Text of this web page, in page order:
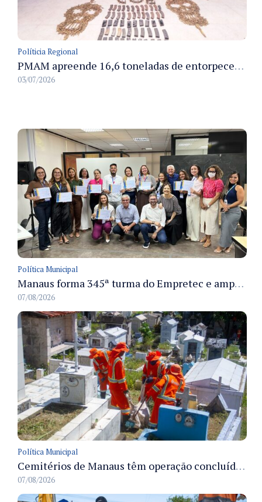
Políticia Regional
PMAM apreende 16,6 toneladas de entorpecentes e registra aumento nas prisões em flagrante e nas capturas de foragidos no primeiro semestre de 2026
03/07/2026
Política Municipal
Manaus forma 345ª turma do Empretec e amplia qualificação de empreendedores na cidade
07/08/2026
Política Municipal
Cemitérios de Manaus têm operação concluída e estrutura pronta para receber famílias no Dia dos Pais
07/08/2026